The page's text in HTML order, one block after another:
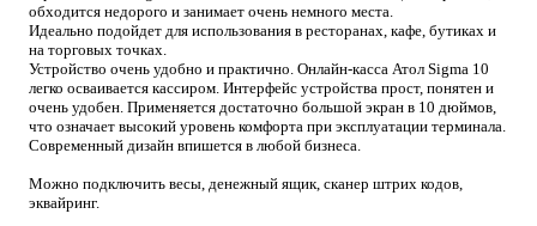
обходится недорого и занимает очень немного места.
Идеально подойдет для использования в ресторанах, кафе, бутиках и
на торговых точках.
Устройство очень удобно и практично. Онлайн-касса Атол Sigma 10
легко осваивается кассиром. Интерфейс устройства прост, понятен и
очень удобен. Применяется достаточно большой экран в 10 дюймов,
что означает высокий уровень комфорта при эксплуатации терминала.
Современный дизайн впишется в любой бизнеса.
Можно подключить весы, денежный ящик, сканер штрих кодов,
эквайринг.